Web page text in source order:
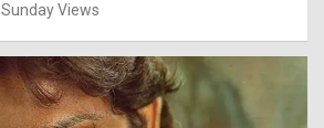
Views